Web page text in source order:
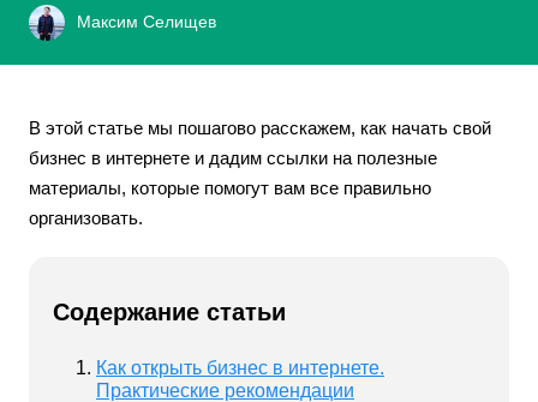
Максим Селищев
В этой статье мы пошагово расскажем, как начать свой
бизнес в интернете и дадим ссылки на полезные
материалы, которые помогут вам все правильно
организовать.
Содержание статьи
Как открыть бизнес в интернете.
Практические рекомендации